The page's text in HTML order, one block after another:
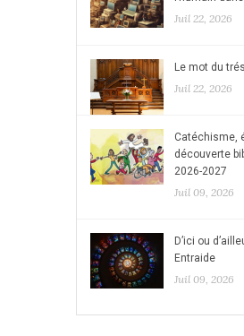
Juil 22, 2026
Le mot du
Juil 22, 2026
Catéchisme,
découverte
2026-2027
Juil 09, 2026
D’ici ou
Entraide
Juil 09, 2026